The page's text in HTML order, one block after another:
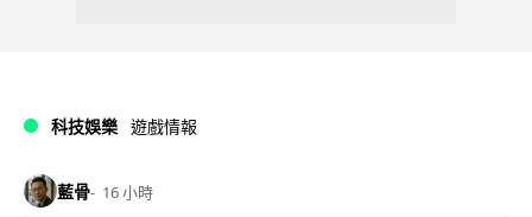
科技娛樂 遊戲情報
藍骨 16 小時